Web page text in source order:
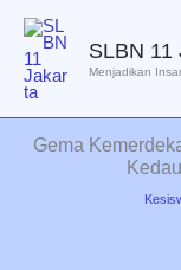
konten
SLBN 11
Menjadikan
Gema